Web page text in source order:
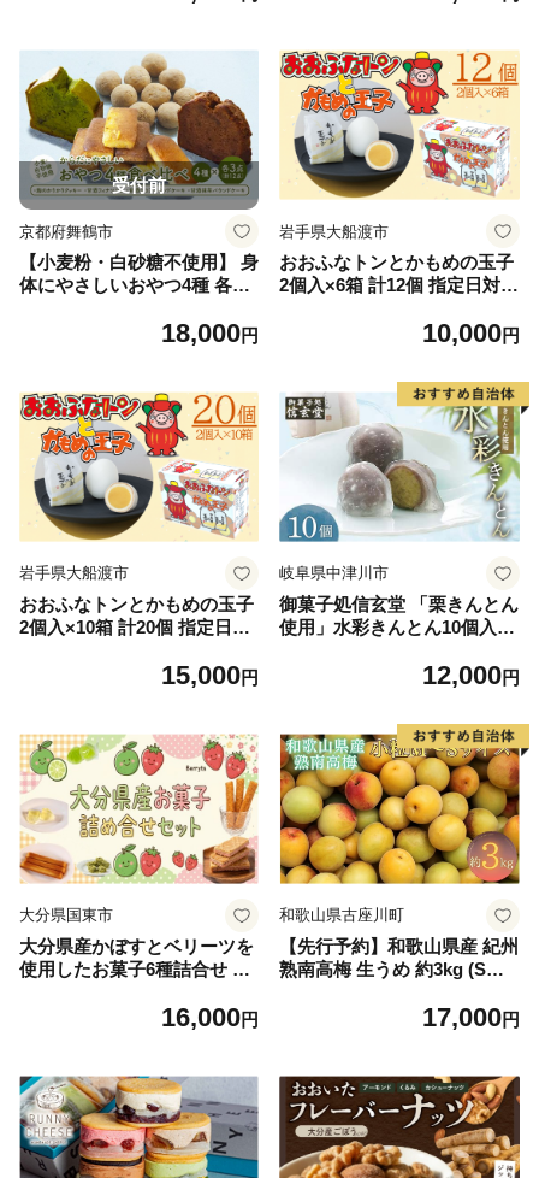
ツ ベーキングパウダー不使用
生甘酒 米粉スイーツ てんさ
い糖 京都 舞鶴
ツ ベーキングパウダー不使用
生甘酒 米粉スイーツ てんさ
い糖 京都 舞鶴
受付前
京都府舞鶴市
【小麦粉・白砂糖不使用】 身
体にやさしいおやつ4種 各3
ー 甘酒フィナンシェ 甘酒コ
ツ ベーキングパウダー不使用
生甘酒 米粉スイーツ てんさ
い糖 京都 舞鶴
18,000円
岩手県大船渡市
おおふなトンとかもめの玉子
2個入×6箱 計12個 指定日対応
洋菓子 かわいい おおふなト
イベント プレゼント ギフト
お楽しみ会 誕生日 ホワイト
デー ハロウィン クリスマス
お礼 お供え 食べ物 退職 内祝
い 父の日 母の日 敬老の日 大
船渡 三陸 岩手県 国産
10,000円
岩手県大船渡市
おおふなトンとかもめの玉子
2個入×10箱 計20個 指定日対
子 洋菓子 かわいい おおふな
産 イベント プレゼント ギフ
ト お楽しみ会 誕生日 ホワイ
トデー ハロウィン クリスマ
ス お礼 お供え 食べ物 退職
内祝い 父の日 母の日 敬老の
日 大船渡 三陸 岩手県 国産
15,000円
岐阜県中津川市
御菓子処信玄堂 「栗きんとん
使用」水彩きんとん10個入 F
12,000円
大分県国東市
大分県産かぼすとベリーツを
使用したお菓子6種詰合せ カ
ジュレ フィナンシェ スティ
16,000円
和歌山県古座川町
【先行予約】和歌山県産 紀州
熟南高梅 生うめ 約3kg (S・
用 青梅 黄梅 梅干し 梅酒 シ
17,000円